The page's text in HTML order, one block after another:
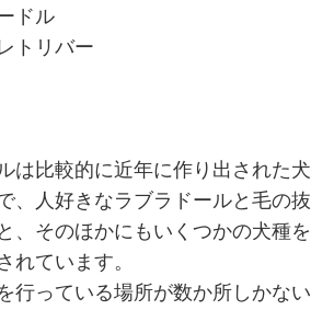
ドル
トリバー
は比較的に近年に作り出された犬
、人好きなラブラドールと毛の抜
、そのほかにもいくつかの犬種を
れています。
行っている場所が数か所しかない